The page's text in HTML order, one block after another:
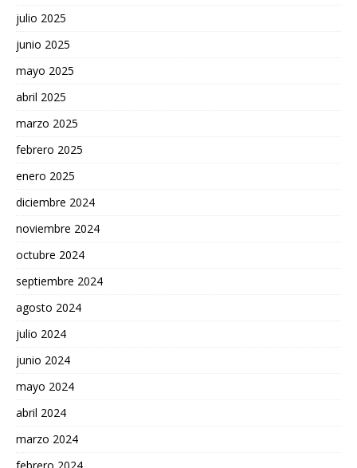
julio 2025
junio 2025
mayo 2025
abril 2025
marzo 2025
febrero 2025
enero 2025
diciembre 2024
noviembre 2024
octubre 2024
septiembre 2024
agosto 2024
julio 2024
junio 2024
mayo 2024
abril 2024
marzo 2024
febrero 2024